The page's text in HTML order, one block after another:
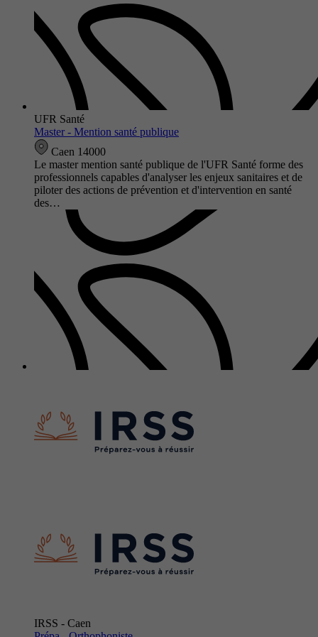
UFR Santé
Master - Mention santé publique
Caen 14000
Le master mention santé publique de l'UFR Santé forme des
professionnels capables d'analyser les enjeux sanitaires et de
piloter des actions de prévention et d'intervention en santé
des…
IRSS - Caen